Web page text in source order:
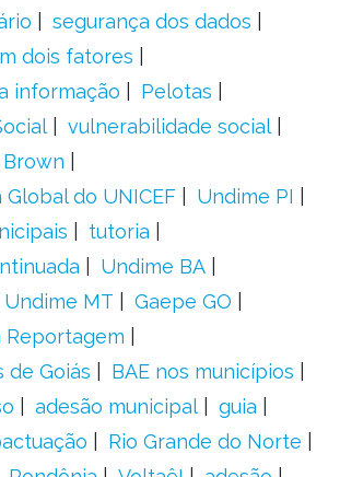
segurança dos dados
dois fatores
informação
Pelotas
vulnerabilidade social
Global do UNICEF
Undime PI
tutoria
Undime BA
Undime MT
Gaepe GO
Reportagem
de Goiás
BAE nos municípios
adesão municipal
guia
Rio Grande do Norte